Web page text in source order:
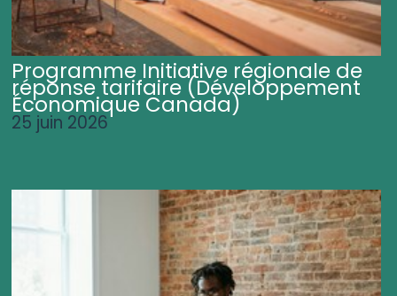
Programme Initiative régionale de
réponse tarifaire (Développement
Économique Canada)
25 juin 2026